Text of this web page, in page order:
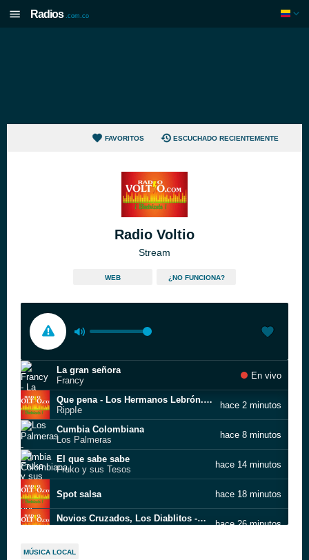
Radios .com.co
FAVORITOS ESCUCHADO RECIENTEMENTE
Radio Voltio
Stream
WEB ¿NO FUNCIONA?
La gran señora
Francy
En vivo
Que pena - Los Hermanos Lebrón.wmv
RiррIе
hace 2 minutos
Cumbia Colombiana
Los Palmeras
hace 8 minutos
El que sabe sabe
Fruko y sus Tesos
hace 14 minutos
Spot salsa hace 18 minutos
Novios Cruzados, Los Diablitos - Audio
hace 26 minutos
Nadie Como Tú
MÚSICA LOCAL